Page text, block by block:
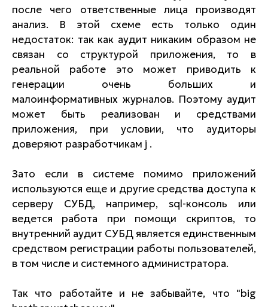
после чего ответственные лица производят
анализ. В этой схеме есть только один
недостаток: так как аудит никаким образом не
связан со структурой приложения, то в
реальной работе это может приводить к
генерации очень больших и
малоинформативных журналов. Поэтому аудит
может быть реализован и средствами
приложения, при условии, что аудиторы
доверяют разработчикам j .
Зато если в системе помимо приложений
используются еще и другие средства доступа к
серверу СУБД, например, sql-консоль или
ведется работа при помощи скриптов, то
внутренний аудит СУБД является единственным
средством регистрации работы пользователей,
в том числе и системного администратора.
Так что работайте и не забывайте, что "big